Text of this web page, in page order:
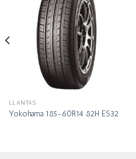
LLANTAS
Yokohama 185-60R14 82H ES32